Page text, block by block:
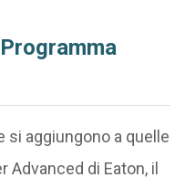
aggiungono a quelle
di Eaton, il